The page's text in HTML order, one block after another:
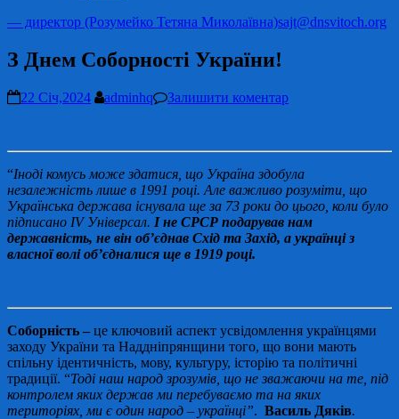
— директор (Розумейко Тетяна Миколаївна)sajt@dnsvitoch.org
З Днем Соборності України!
22 Січ,2024 adminhq Залишити коментар
“Іноді комусь може здатися, що Україна здобула
незалежність лише в 1991 році. Але важливо розуміти, що
Українська держава існувала ще за 73 роки до цього, коли було
підписано IV Універсал. І не СРСР подарував нам
державність, не він об’єднав Схід та Захід, а українці з
власної волі об’єдналися ще в 1919 році.
Соборність – це ключовий аспект усвідомлення українцями
заходу України та Наддніпрянщини того, що вони мають
спільну ідентичність, мову, культуру, історію та політичні
традиції. “Тоді наш народ зрозумів, що не зважаючи на те, під
контролем яких держав ми перебуваємо та на яких
територіях, ми є один народ – українці”. Василь Дяків.